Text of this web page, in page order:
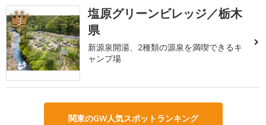
3
塩原グリーンビレッジ／栃木
県
新源泉開湯、2種類の源泉を満喫できるキ
ャンプ場
関東のGW人気スポットランキング